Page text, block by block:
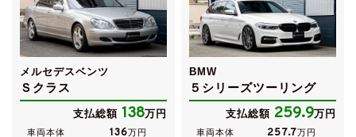
メルセデスベンツ
Ｓクラス
支払総額 138万円
車両本体 136万円
BMW
５シリーズツーリング
支払総額 259.9万円
車両本体 257.7万円